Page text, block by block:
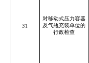
31
对移动式压力容器
及气瓶充装单位的
行政检查